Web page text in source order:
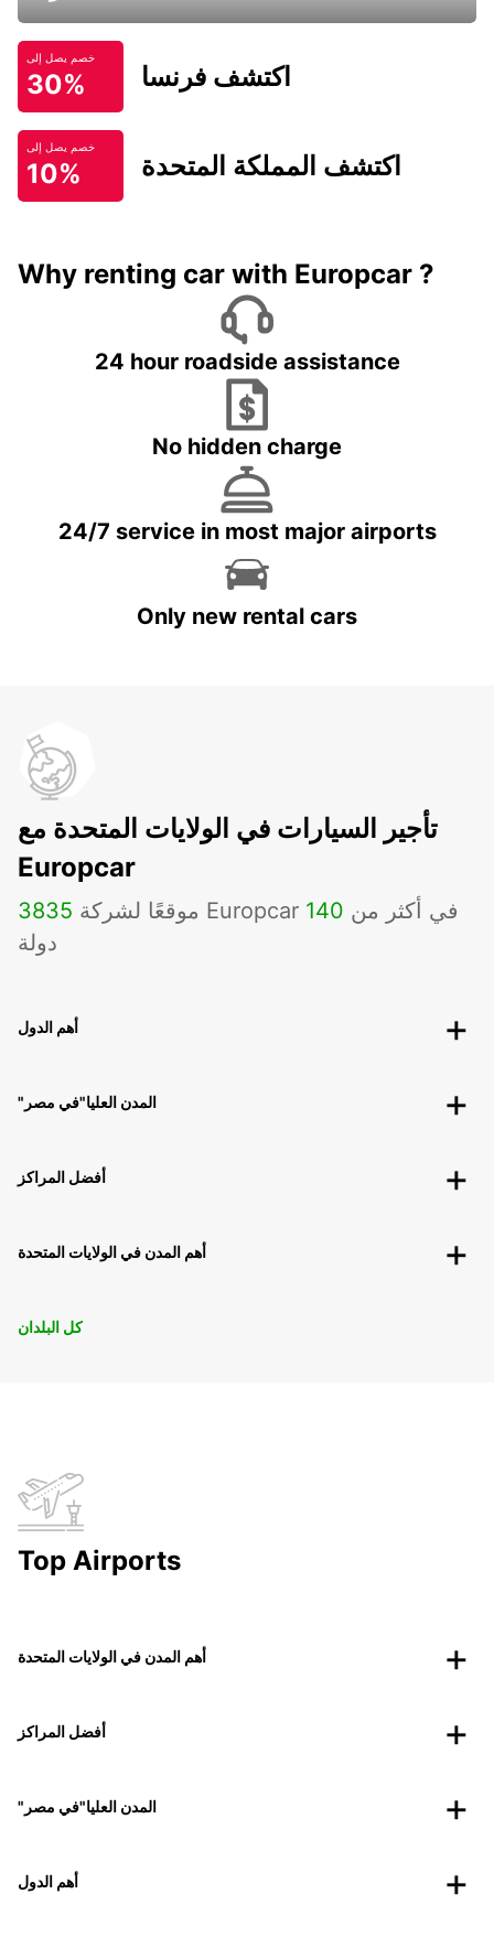
خصم يصل إلى
30% اكتشف فرنسا
خصم يصل إلى
10% اكتشف المملكة المتحدة
Why renting car with Europcar ?
24 hour roadside assistance
No hidden charge
24/7 service in most major airports
Only new rental cars
تأجير السيارات في الولايات المتحدة مع
Europcar
3835 موقعًا لشركة Europcar في أكثر من 140
دولة
أهم الدول
"المدن العليا"في مصر
أفضل المراكز
أهم المدن في الولايات المتحدة
كل البلدان
Top Airports
أهم المدن في الولايات المتحدة
أفضل المراكز
"المدن العليا"في مصر
أهم الدول